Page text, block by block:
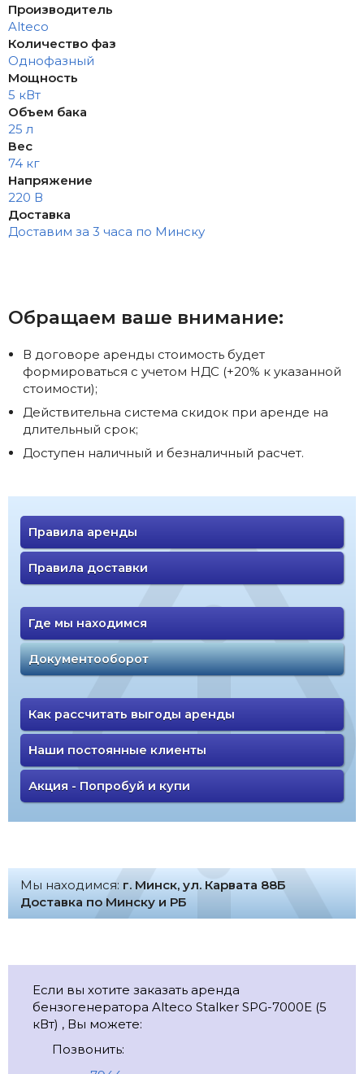
Производитель
Alteco
Количество фаз
Однофазный
Мощность
5 кВт
Объем бака
25 л
Вес
74 кг
Напряжение
220 В
Доставка
Доставим за 3 часа по Минску
Обращаем ваше внимание:
В договоре аренды стоимость будет
формироваться с учетом НДС (+20% к указанной
стоимости);
Действительна система скидок при аренде на
длительный срок;
Доступен наличный и безналичный расчет.
Правила аренды
Правила доставки
Где мы находимся
Документооборот
Как рассчитать выгоды аренды
Наши постоянные клиенты
Акция - Попробуй и купи
Мы находимся: г. Минск, ул. Карвата 88Б
Доставка по Минску и РБ
Если вы хотите заказать аренда
бензогенератора Alteco Stalker SPG-7000E (5
кВт) , Вы можете:
Позвонить: